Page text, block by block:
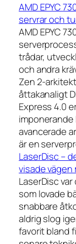
AMD EPYC
servrar och
AMD EPYC
trådar,
och andra
Zen 2-
åttakanaligt
Express 4.0
avancerade
är en
LaserDisc –
visade vägen
LaserDisc
som lovade
snabbare
aldrig slog
favorit bland